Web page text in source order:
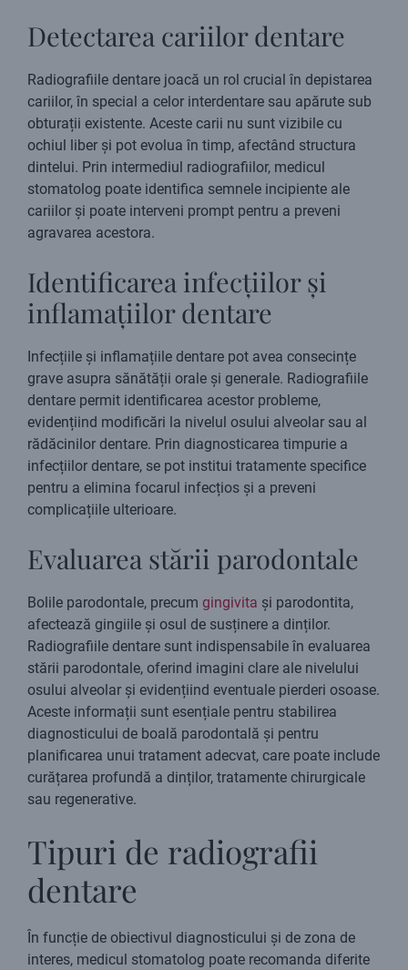
Detectarea cariilor dentare
Radiografiile dentare joacă un rol crucial în depistarea
cariilor, în special a celor interdentare sau apărute sub
obturații existente. Aceste carii nu sunt vizibile cu
ochiul liber și pot evolua în timp, afectând structura
dintelui. Prin intermediul radiografiilor, medicul
stomatolog poate identifica semnele incipiente ale
cariilor și poate interveni prompt pentru a preveni
agravarea acestora.
Identificarea infecțiilor și
inflamațiilor dentare
Infecțiile și inflamațiile dentare pot avea consecințe
grave asupra sănătății orale și generale. Radiografiile
dentare permit identificarea acestor probleme,
evidențiind modificări la nivelul osului alveolar sau al
rădăcinilor dentare. Prin diagnosticarea timpurie a
infecțiilor dentare, se pot institui tratamente specifice
pentru a elimina focarul infecțios și a preveni
complicațiile ulterioare.
Evaluarea stării parodontale
Bolile parodontale, precum gingivita și parodontita,
afectează gingiile și osul de susținere a dinților.
Radiografiile dentare sunt indispensabile în evaluarea
stării parodontale, oferind imagini clare ale nivelului
osului alveolar și evidențiind eventuale pierderi osoase.
Aceste informații sunt esențiale pentru stabilirea
diagnosticului de boală parodontală și pentru
planificarea unui tratament adecvat, care poate include
curățarea profundă a dinților, tratamente chirurgicale
sau regenerative.
Tipuri de radiografii
dentare
În funcție de obiectivul diagnosticului și de zona de
interes, medicul stomatolog poate recomanda diferite